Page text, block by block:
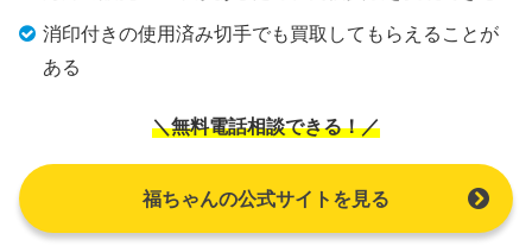
消印付きの使用済み切手でも買取してもらえることが
ある
＼無料電話相談できる！／
福ちゃんの公式サイトを見る